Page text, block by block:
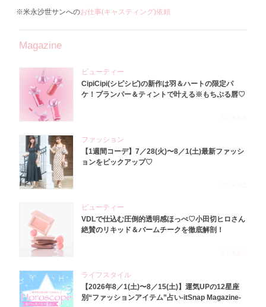
※米永沙世サンへのお仕事(キャスティング)依頼
Magazine
ビューティー
CipiCipi(シピシピ)の新作は羽＆ハートの限定パ
ケ！プランパー＆ティントで叶える※もちぷる唇♡
ファッション
【1週間コーデ】7／28(火)〜8／1(土)最新ファッシ
ョンをピックアップ♡
ビューティー
VDLで仕込む圧倒的透明感ほっぺ♡小田切ヒロさん
絶賛のリキッド＆バームチークを徹底解剖！
ライフスタイル
【2026年8／1(土)〜8／15(土)】運気UPの12星座
別“ファッションアイテム”占い-itSnap Magazine-